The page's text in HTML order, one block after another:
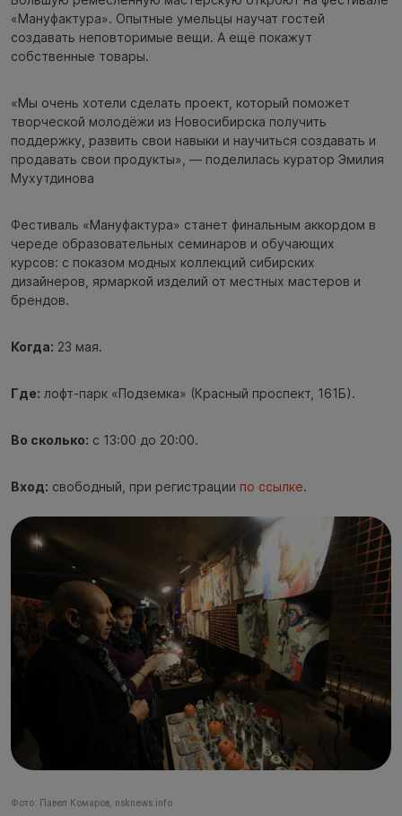
«Мануфактура». Опытные умельцы научат гостей
создавать неповторимые вещи. А ещё покажут
собственные товары.
«Мы очень хотели сделать проект, который поможет
творческой молодёжи из Новосибирска получить
поддержку, развить свои навыки и научиться создавать и
продавать свои продукты», — поделилась куратор Эмилия
Мухутдинова
Фестиваль «Мануфактура» станет финальным аккордом в
череде образовательных семинаров и обучающих
курсов: с показом модных коллекций сибирских
дизайнеров, ярмаркой изделий от местных мастеров и
брендов.
Когда: 23 мая.
Где: лофт-парк «Подземка» (Красный проспект, 161Б).
Во сколько: с 13:00 до 20:00.
Вход: свободный, при регистрации по ссылке.
Фото: Павел Комаров, nsknews.info